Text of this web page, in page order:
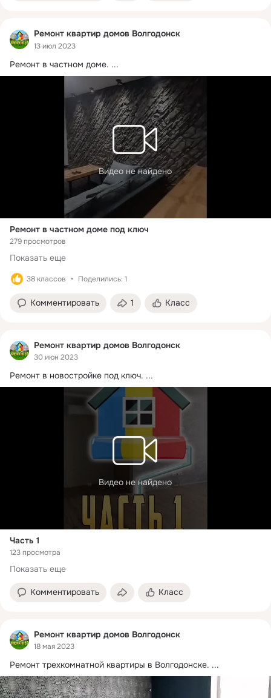
Ремонт квартир домов Волгодонск
13 июл 2023
Ремонт в частном доме. ...
Видео не найдено
Ремонт в частном доме под ключ
279 просмотров
Показать еще
38 классов Поделились: 1
Комментировать 1 Класс
Ремонт квартир домов Волгодонск
30 июн 2023
Ремонт в новостройке под ключ. ...
Видео не найдено
Часть 1
123 просмотра
Показать еще
Комментировать Класс
Ремонт квартир домов Волгодонск
18 мая 2023
Ремонт трехкомнатной квартиры в Волгодонске. ...